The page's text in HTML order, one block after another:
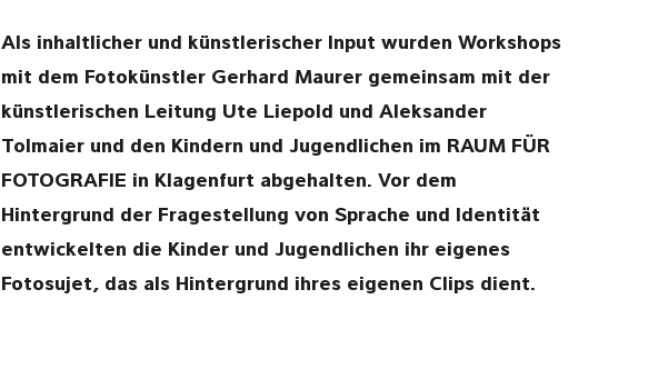
Als inhaltlicher und künstlerischer Input wurden Workshops
mit dem Fotokünstler Gerhard Maurer gemeinsam mit der
künstlerischen Leitung Ute Liepold und Aleksander
Tolmaier und den Kindern und Jugendlichen im RAUM FÜR
FOTOGRAFIE in Klagenfurt abgehalten. Vor dem
Hintergrund der Fragestellung von Sprache und Identität
entwickelten die Kinder und Jugendlichen ihr eigenes
Fotosujet, das als Hintergrund ihres eigenen Clips dient.